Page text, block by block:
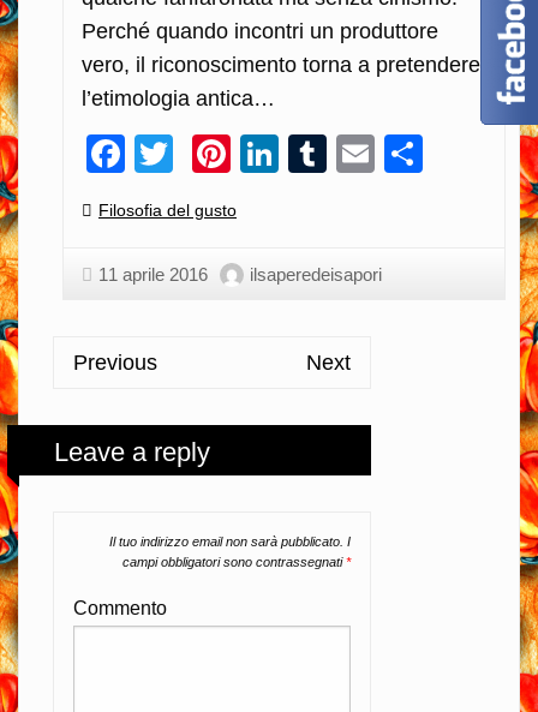
Perché quando incontri un produttore
vero, il riconoscimento torna a pretendere
l’etimologia antica…
Facebook
TwitterPinterest
LinkedIn
Tumblr
Email
Categories:
Filosofia del gusto
11 aprile 2016 ilsaperedeisapori
Previous Next
Leave a reply
Il tuo indirizzo email non sarà pubblicato. I
campi obbligatori sono contrassegnati*
Commento